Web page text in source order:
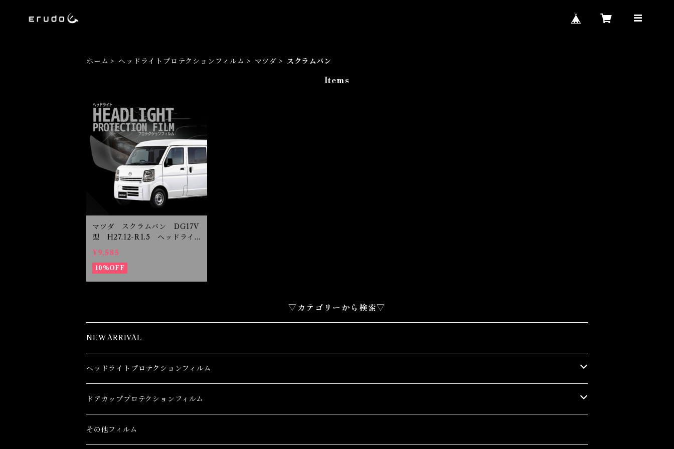
ホーム ヘッドライトプロテクションフィルム マツダ スクラムバン
Items
マツダ スクラムバン DG17V
型 H27.12-R1.5 ヘッドライ
トプロテクションフィルム
¥9,585
10%OFF
▽カテゴリーから検索▽
NEW ARRIVAL
ヘッドライトプロテクションフィルム
トヨタ
86(GR86)
レクサス
ドアカッププロテクションフィルム
トヨタ
その他フィルム